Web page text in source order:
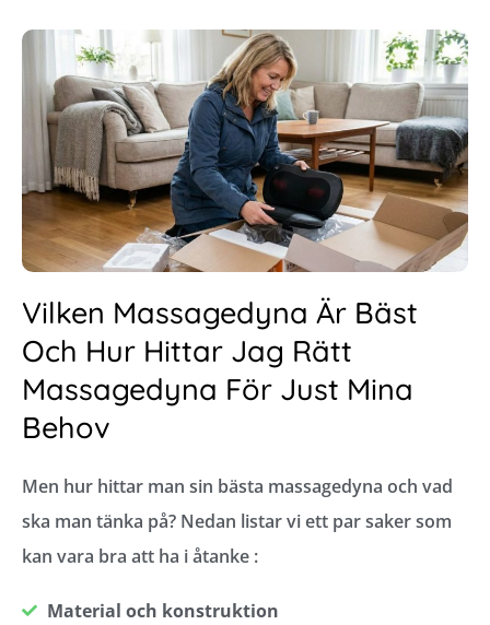
Vilken Massagedyna Är Bäst
Och Hur Hittar Jag Rätt
Massagedyna För Just Mina
Behov
Men hur hittar man sin bästa massagedyna och vad
ska man tänka på? Nedan listar vi ett par saker som
kan vara bra att ha i åtanke :
Material och konstruktion